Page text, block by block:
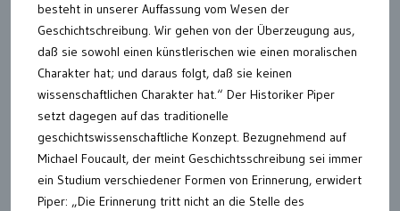
besteht in unserer Auffassung vom Wesen der
Geschichtschreibung. Wir gehen von der Überzeugung aus,
daß sie sowohl einen künstlerischen wie einen moralischen
Charakter hat; und daraus folgt, daß sie keinen
wissenschaftlichen Charakter hat.“ Der Historiker Piper
setzt dagegen auf das traditionelle
geschichtswissenschaftliche Konzept. Bezugnehmend auf
Michael Foucault, der meint Geschichtsschreibung sei immer
ein Studium verschiedener Formen von Erinnerung, erwidert
Piper: „Die Erinnerung tritt nicht an die Stelle des